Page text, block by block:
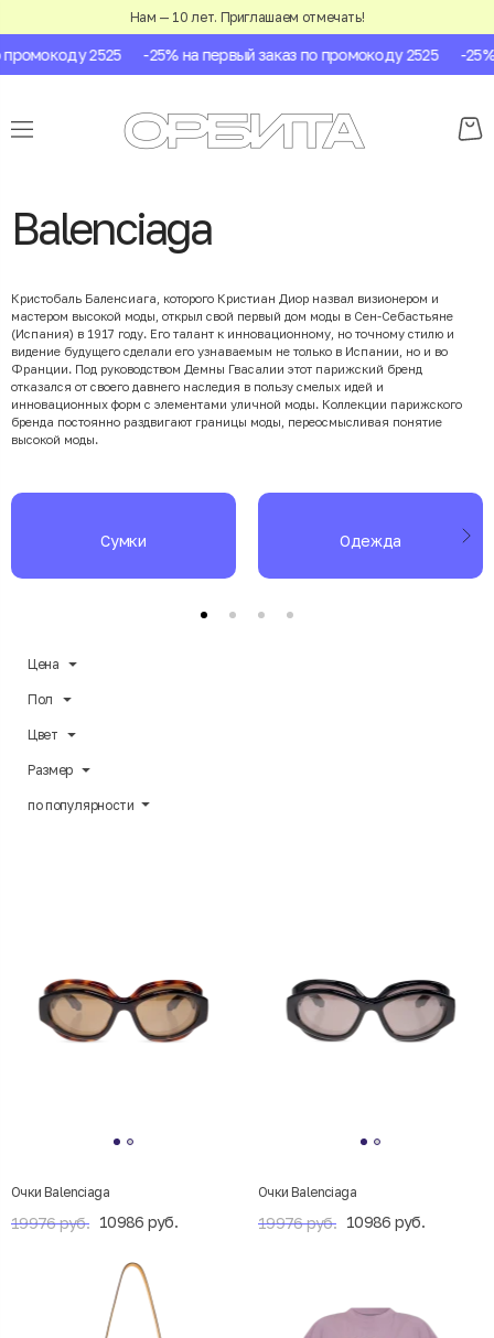
Нам — 10 лет. Приглашаем отмечать!
2525 -25% на первый заказ по промокоду 2525 -25%
Balenciaga
Кристобаль Баленсиага, которого Кристиан Диор назвал визионером и
мастером высокой моды, открыл свой первый дом моды в Сен-Себастьяне
(Испания) в 1917 году. Его талант к инновационному, но точному стилю и
видение будущего сделали его узнаваемым не только в Испании, но и во
Франции. Под руководством Демны Гвасалии этот парижский бренд
отказался от своего давнего наследия в пользу смелых идей и
инновационных форм с элементами уличной моды. Коллекции парижского
бренда постоянно раздвигают границы моды, переосмысливая понятие
высокой моды.
Сумки Одежда​
Цена
Пол
Цвет
Размер
по популярности
Очки Balenciaga
19976 руб. 10986 руб.
Очки Balenciaga
19976 руб. 10986 руб.